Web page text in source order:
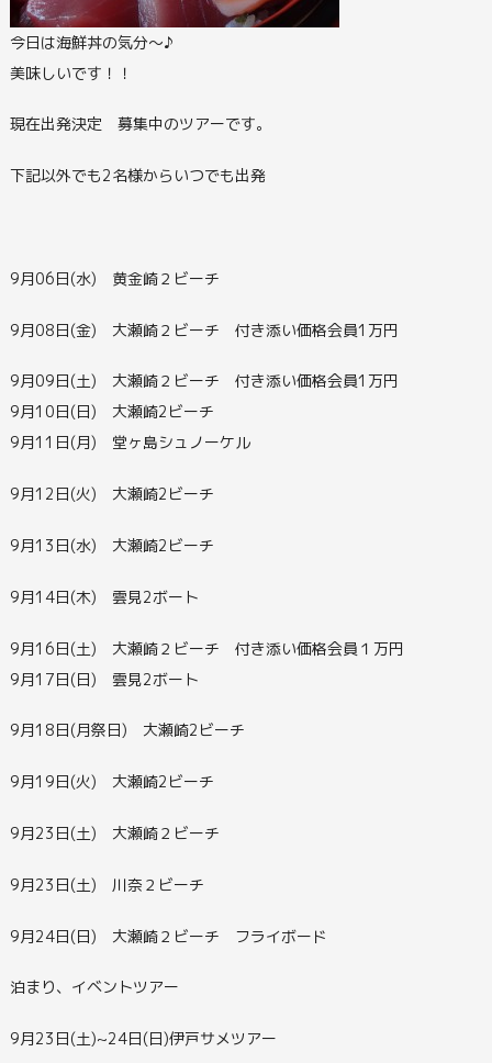
今日は海鮮丼の気分～♪
美味しいです！！
現在出発決定 募集中のツアーです。
下記以外でも2名様からいつでも出発
9月06日(水) 黄金崎２ビーチ
9月08日(金) 大瀬崎２ビーチ 付き添い価格会員1万円
9月09日(土) 大瀬崎２ビーチ 付き添い価格会員1万円
9月10日(日) 大瀬崎2ビーチ
9月11日(月) 堂ヶ島シュノーケル
9月12日(火) 大瀬崎2ビーチ
9月13日(水) 大瀬崎2ビーチ
9月14日(木) 雲見2ボート
9月16日(土) 大瀬崎２ビーチ 付き添い価格会員１万円
9月17日(日) 雲見2ボート
9月18日(月祭日) 大瀬崎2ビーチ
9月19日(火) 大瀬崎2ビーチ
9月23日(土) 大瀬崎２ビーチ
9月23日(土) 川奈２ビーチ
9月24日(日) 大瀬崎２ビーチ フライボード
泊まり、イベントツアー
9月23日(土)~24日(日)伊戸サメツアー